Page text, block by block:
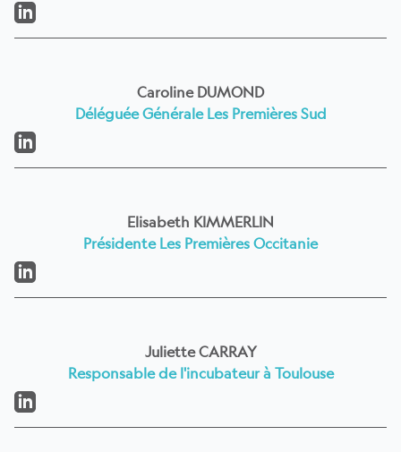
Caroline DUMOND
Déléguée Générale Les Premières Sud
Elisabeth KIMMERLIN
Présidente Les Premières Occitanie
Juliette CARRAY
Responsable de l'incubateur à Toulouse